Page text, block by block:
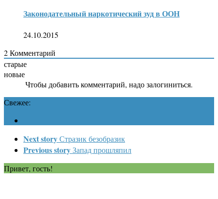
Законодательный наркотический зуд в ООН
24.10.2015
2Комментарий
старые
новые
Чтобы добавить комментарий, надо залогиниться.
Свежее:
Next storyСтразик безобразик
Previous storyЗапад прошляпил
Привет, гость!